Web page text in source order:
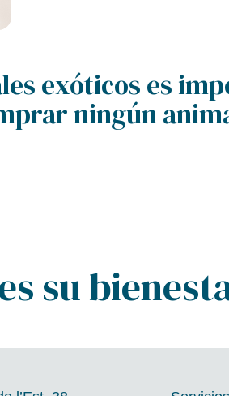
exóticos es
ningún
su